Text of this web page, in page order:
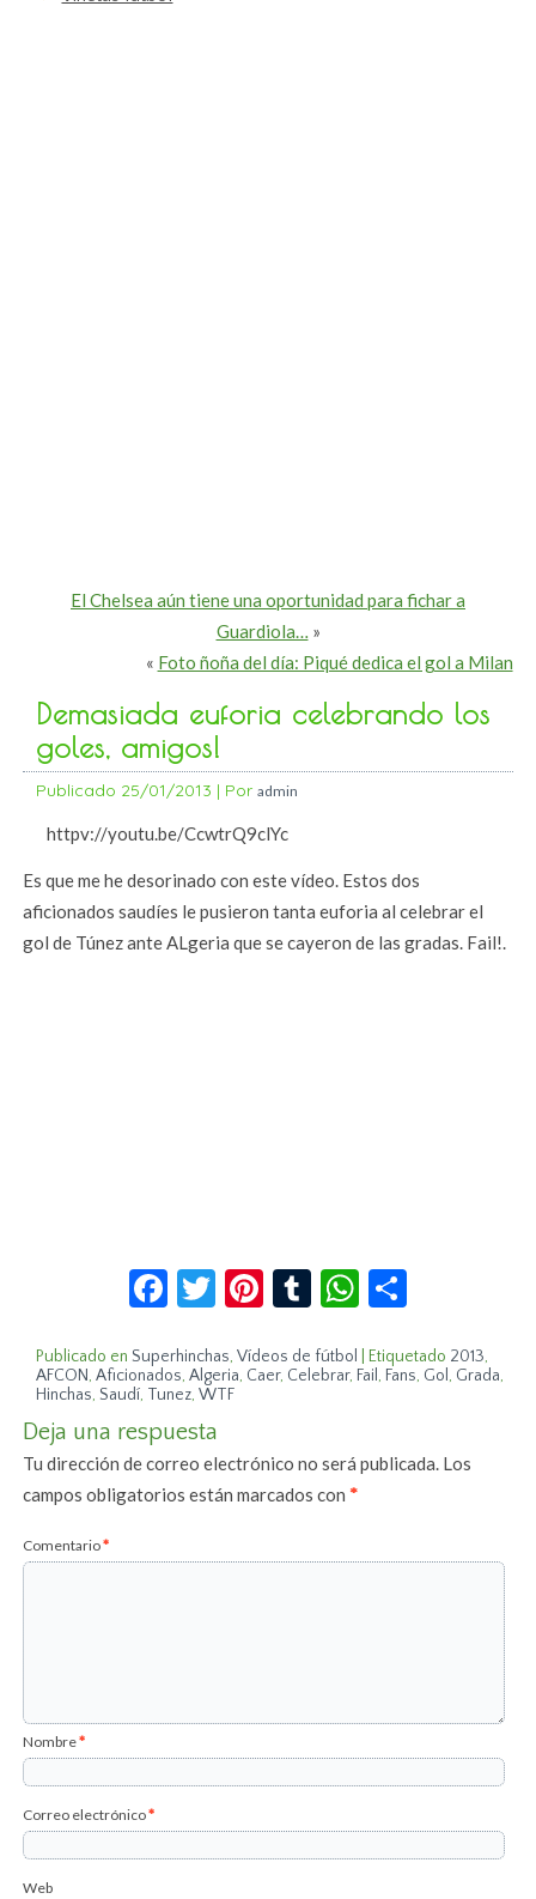
El Chelsea aún tiene una oportunidad para fichar a
Guardiola… »
« Foto ñoña del día: Piqué dedica el gol a Milan
Demasiada euforia celebrando los
goles, amigos!
Publicado 25/01/2013 | Por admin
httpv://youtu.be/CcwtrQ9clYc
Es que me he desorinado con este vídeo. Estos dos
aficionados saudíes le pusieron tanta euforia al celebrar el
gol de Túnez ante ALgeria que se cayeron de las gradas. Fail!.
Facebook
Twitter
Pinterest
TumblrWhatsApp
Publicado en Superhinchas,Vídeos de fútbol Etiquetado 2013,
AFCON,Aficionados,Algeria, Caer, Celebrar, Fail, Fans, Gol, Grada,
Hinchas, Saudí, Tunez,WTF
Deja una respuesta
Tu dirección de correo electrónico no será publicada. Los
campos obligatorios están marcados con*
Comentario*
Nombre*
Correo electrónico*
Web